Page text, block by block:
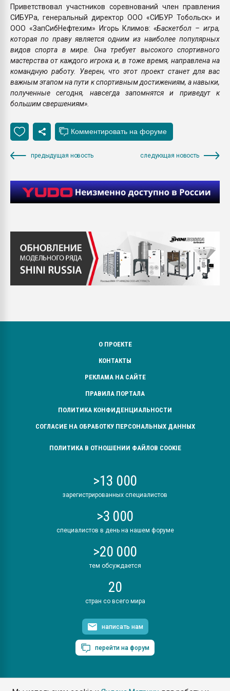
Приветствовал участников соревнований член правления
СИБУРа, генеральный директор ООО «СИБУР Тобольск» и
ООО «ЗапСибНефтехим» Игорь Климов:«Баскетбол – игра,
которая по праву является одним из наиболее популярных
видов спорта в мире. Она требует высокого спортивного
мастерства от каждого игрока и, в тоже время, направлена на
командную работу. Уверен, что этот проект станет для вас
важным этапом на пути к спортивным достижениям, а навыки,
полученные сегодня, навсегда запомнятся и приведут к
большим свершениям».
предыдущая новость следующая новость
О ПРОЕКТЕ
КОНТАКТЫ
РЕКЛАМА НА САЙТЕ
ПРАВИЛА ПОРТАЛА
ПОЛИТИКА КОНФИДЕНЦИАЛЬНОСТИ
СОГЛАСИЕ НА ОБРАБОТКУ ПЕРСОНАЛЬНЫХ ДАННЫХ
ПОЛИТИКА В ОТНОШЕНИИ ФАЙЛОВ COOKIE
>13 000
зарегистрированных специалистов
>3 000
специалистов в день на нашем форуме
>20 000
тем обсуждается
20
стран со всего мира
написать нам
перейти на форум